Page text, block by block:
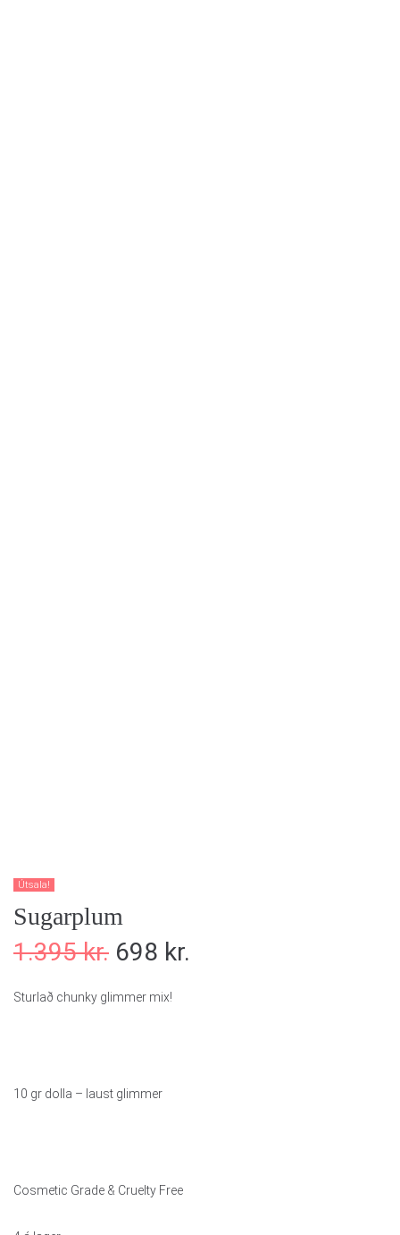
Útsala!
Sugarplum
1.395kr. 698 kr.
Sturlað chunky glimmer mix!
10 gr dolla – laust glimmer
Cosmetic Grade & Cruelty Free